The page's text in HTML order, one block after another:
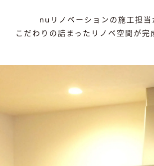
nuリノベーションの施工担当
こだわりの詰まったリノベ空間が